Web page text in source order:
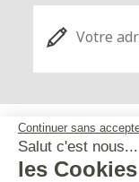
Continuer sans
Salut c'est nous...
les